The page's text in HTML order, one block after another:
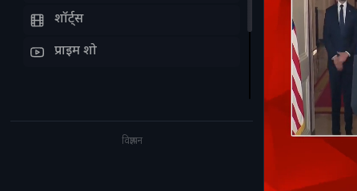
शॉर्ट्स
प्राइम शो
विज्ञापन